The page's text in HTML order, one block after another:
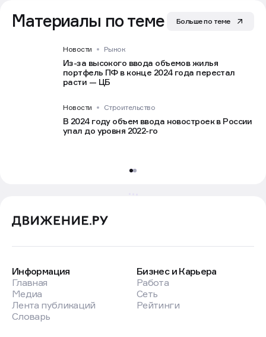
Материалы по теме Больше по теме
Новости Рынок
Из-за высокого ввода объемов жилья
портфель ПФ в конце 2024 года перестал
расти — ЦБ
Новости Строительство
В 2024 году объем ввода новостроек в России
упал до уровня 2022-го
Информация
Главная
Медиа
Лента публикаций
Словарь
Бизнес и Карьера
Работа
Сеть
Рейтинги